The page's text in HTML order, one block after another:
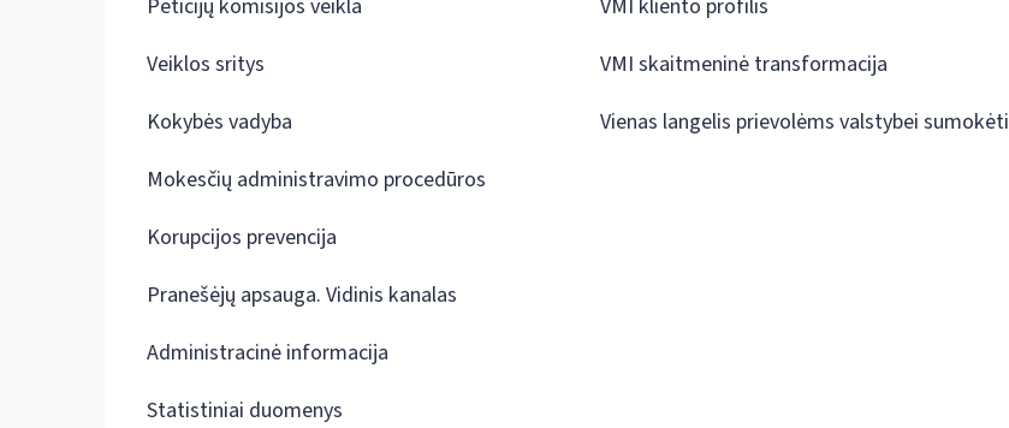
Peticijų komisijos veikla
Veiklos sritys
Kokybės vadyba
Mokesčių administravimo procedūros
Korupcijos prevencija
Pranešėjų apsauga. Vidinis kanalas
Administracinė informacija
Statistiniai duomenys
VMI kliento profilis
VMI skaitmeninė transformacija
Vienas langelis prievolėms valstybei sumokėti